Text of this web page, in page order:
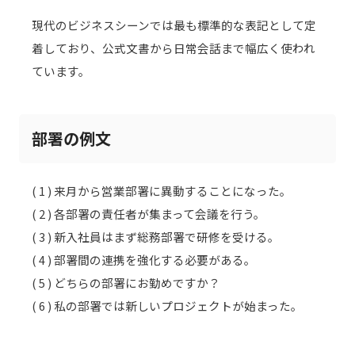
現代のビジネスシーンでは最も標準的な表記として定
着しており、公式文書から日常会話まで幅広く使われ
ています。
部署の例文
( 1 ) 来月から営業部署に異動することになった。
( 2 ) 各部署の責任者が集まって会議を行う。
( 3 ) 新入社員はまず総務部署で研修を受ける。
( 4 ) 部署間の連携を強化する必要がある。
( 5 ) どちらの部署にお勤めですか？
( 6 ) 私の部署では新しいプロジェクトが始まった。